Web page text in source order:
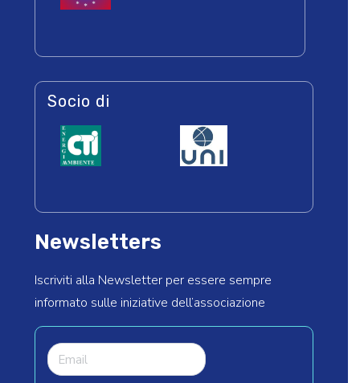
Socio di
Newsletters
Iscriviti alla Newsletter per essere sempre
informato sulle iniziative dell’associazione